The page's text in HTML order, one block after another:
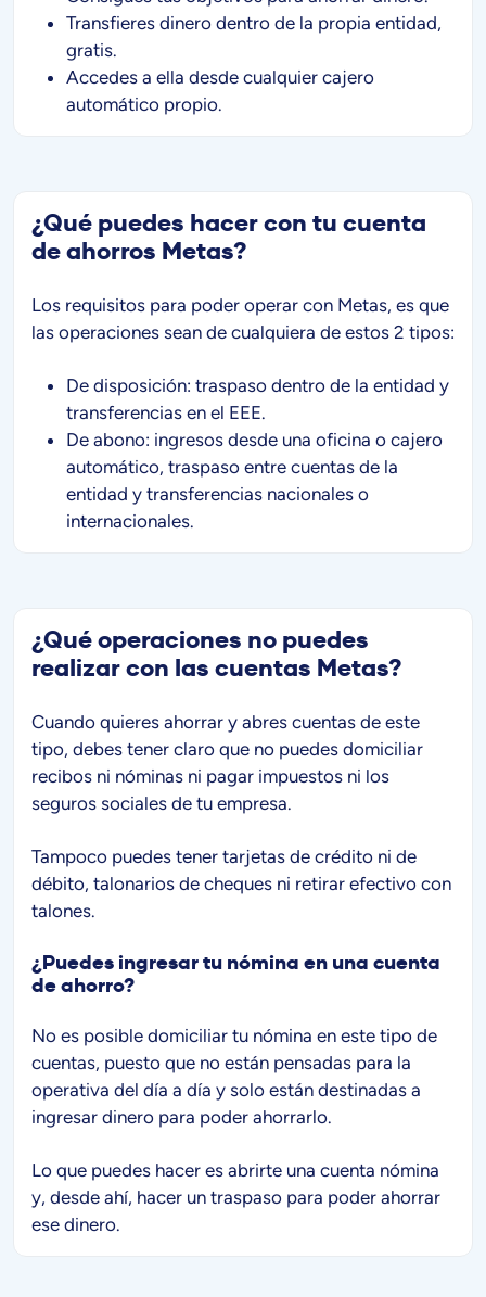
Transfieres dinero dentro de la propia entidad,
gratis.
Accedes a ella desde cualquier cajero
automático propio.
¿Qué puedes hacer con tu cuenta
de ahorros Metas?
Los requisitos para poder operar con Metas, es que
las operaciones sean de cualquiera de estos 2 tipos:
De disposición: traspaso dentro de la entidad y
transferencias en el EEE.
De abono: ingresos desde una oficina o cajero
automático, traspaso entre cuentas de la
entidad y transferencias nacionales o
internacionales.
¿Qué operaciones no puedes
realizar con las cuentas Metas?
Cuando quieres ahorrar y abres cuentas de este
tipo, debes tener claro que no puedes domiciliar
recibos ni nóminas ni pagar impuestos ni los
seguros sociales de tu empresa.
Tampoco puedes tener tarjetas de crédito ni de
débito, talonarios de cheques ni retirar efectivo con
talones.
¿Puedes ingresar tu nómina en una cuenta
de ahorro?
No es posible domiciliar tu nómina en este tipo de
cuentas, puesto que no están pensadas para la
operativa del día a día y solo están destinadas a
ingresar dinero para poder ahorrarlo.
Lo que puedes hacer es abrirte una cuenta nómina
y, desde ahí, hacer un traspaso para poder ahorrar
ese dinero.